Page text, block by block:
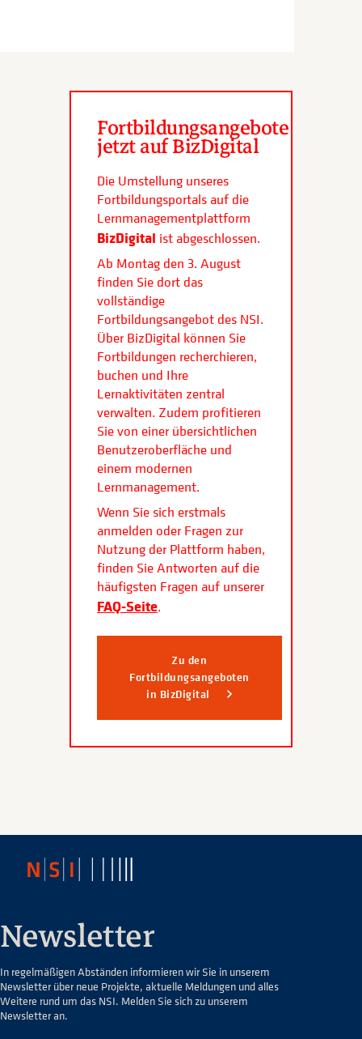
Fortbildungsangebote
jetzt auf BizDigital
Die Umstellung unseres
Fortbildungsportals auf die
Lernmanagementplattform
BizDigital ist abgeschlossen.
Ab Montag den 3. August
finden Sie dort das
vollständige
Fortbildungsangebot des NSI.
Über BizDigital können Sie
Fortbildungen recherchieren,
buchen und Ihre
Lernaktivitäten zentral
verwalten. Zudem profitieren
Sie von einer übersichtlichen
Benutzeroberfläche und
einem modernen
Lernmanagement.
Wenn Sie sich erstmals
anmelden oder Fragen zur
Nutzung der Plattform haben,
finden Sie Antworten auf die
häufigsten Fragen auf unserer
FAQ-Seite.
Zu den
Fortbildungsangeboten
in BizDigital
Newsletter
In regelmäßigen Abständen informieren wir Sie in unserem
Newsletter über neue Projekte, aktuelle Meldungen und alles
Weitere rund um das NSI. Melden Sie sich zu unserem
Newsletter an.